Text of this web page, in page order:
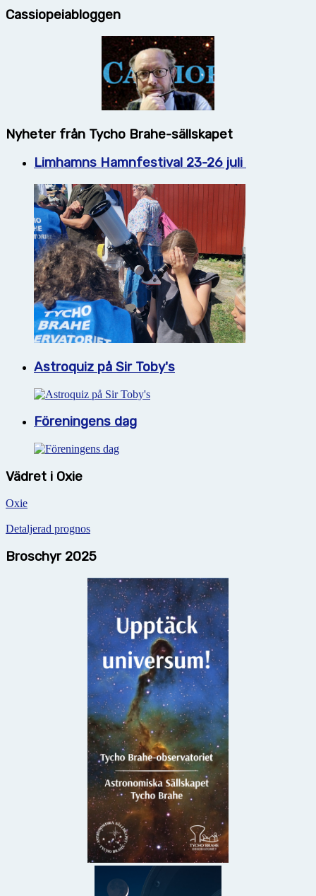
Cassiopeiabloggen
Nyheter från Tycho Brahe-sällskapet
Limhamns Hamnfestival 23-26 juli
Astroquiz på Sir Toby's
Föreningens dag
Vädret i Oxie
Oxie
Detaljerad prognos
Broschyr 2025